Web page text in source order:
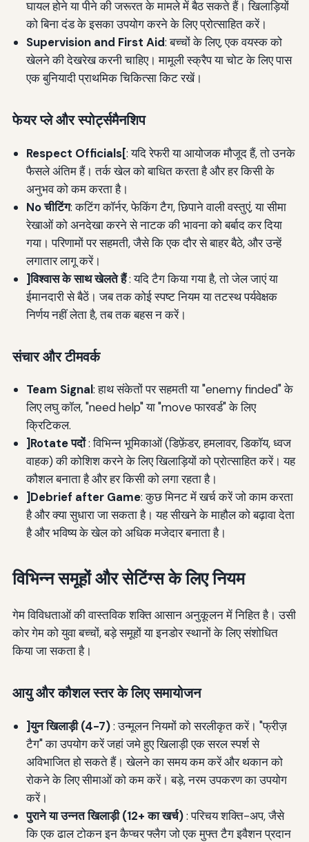
घायल होने या पीने की जरूरत के मामले में बैठ सकते हैं। खिलाड़ियों
को बिना दंड के इसका उपयोग करने के लिए प्रोत्साहित करें।
Supervision and First Aid: बच्चों के लिए, एक वयस्क को
खेलने की देखरेख करनी चाहिए। मामूली स्क्रैप या चोट के लिए पास
एक बुनियादी प्राथमिक चिकित्सा किट रखें।
फेयर प्ले और स्पोर्ट्समैनशिप
Respect Officials[: यदि रेफरी या आयोजक मौजूद हैं, तो उनके
फैसले अंतिम हैं। तर्क खेल को बाधित करता है और हर किसी के
अनुभव को कम करता है।
No चीटिंग: कटिंग कॉर्नर, फेकिंग टैग, छिपाने वाली वस्तुएं, या सीमा
रेखाओं को अनदेखा करने से नाटक की भावना को बर्बाद कर दिया
गया। परिणामों पर सहमती, जैसे कि एक दौर से बाहर बैठे, और उन्हें
लगातार लागू करें।
]विश्वास के साथ खेलते हैं: यदि टैग किया गया है, तो जेल जाएं या
ईमानदारी से बैठें। जब तक कोई स्पष्ट नियम या तटस्थ पर्यवेक्षक
निर्णय नहीं लेता है, तब तक बहस न करें।
संचार और टीमवर्क
Team Signal: हाथ संकेतों पर सहमती या "enemy finded" के
लिए लघु कॉल, "need help" या "move फारवर्ड" के लिए
क्रिटिकल.
]Rotate पदों: विभिन्न भूमिकाओं (डिफ़ेंडर, हमलावर, डिकॉय, ध्वज
वाहक) की कोशिश करने के लिए खिलाड़ियों को प्रोत्साहित करें। यह
कौशल बनाता है और हर किसी को लगा रहता है।
]Debrief after Game: कुछ मिनट में खर्च करें जो काम करता
है और क्या सुधारा जा सकता है। यह सीखने के माहौल को बढ़ावा देता
है और भविष्य के खेल को अधिक मजेदार बनाता है।
विभिन्न समूहों और सेटिंग्स के लिए नियम
गेम विविधताओं की वास्तविक शक्ति आसान अनुकूलन में निहित है। उसी
कोर गेम को युवा बच्चों, बड़े समूहों या इनडोर स्थानों के लिए संशोधित
किया जा सकता है।
आयु और कौशल स्तर के लिए समायोजन
]युन खिलाड़ी (4-7): उन्मूलन नियमों को सरलीकृत करें। "फ्रीज़
टैग" का उपयोग करें जहां जमे हुए खिलाड़ी एक सरल स्पर्श से
अविभाजित हो सकते हैं। खेलने का समय कम करें और थकान को
रोकने के लिए सीमाओं को कम करें। बड़े, नरम उपकरण का उपयोग
करें।
पुराने या उन्नत खिलाड़ी (12+ का खर्च): परिचय शक्ति-अप, जैसे
कि एक ढाल टोकन इन कैप्चर फ्लैग जो एक मुफ्त टैग इवैशन प्रदान